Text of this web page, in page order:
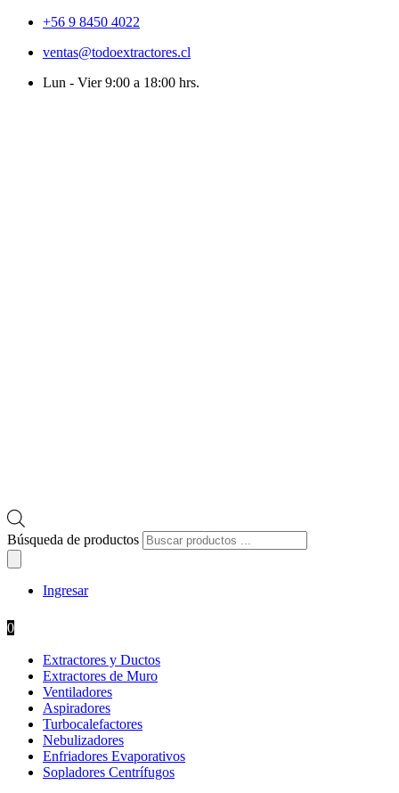
+56 9 8450 4022
ventas@todoextractores.cl
Lun - Vier 9:00 a 18:00 hrs.
Búsqueda de productos
Ingresar
0
Extractores y Ductos
Extractores de Muro
Ventiladores
Aspiradores
Turbocalefactores
Nebulizadores
Enfriadores Evaporativos
Sopladores Centrífugos